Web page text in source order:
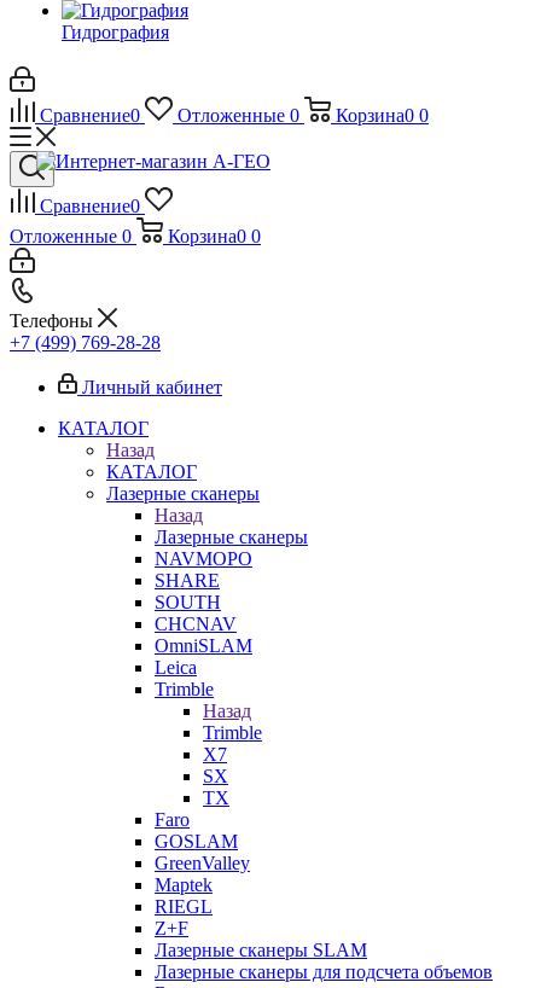
Гидрография
Сравнение0 Отложенные 0 Корзина0 0
Сравнение0
Отложенные 0 Корзина0 0
Телефоны
+7 (499) 769-28-28
Личный кабинет
КАТАЛОГ
Назад
КАТАЛОГ
Лазерные сканеры
Назад
Лазерные сканеры
NAVMOPO
SHARE
SOUTH
CHCNAV
OmniSLAM
Leica
Trimble
Назад
Trimble
X7
SX
TX
Faro
GOSLAM
GreenValley
Maptek
RIEGL
Z+F
Лазерные сканеры SLAM
Лазерные сканеры для подсчета объемов